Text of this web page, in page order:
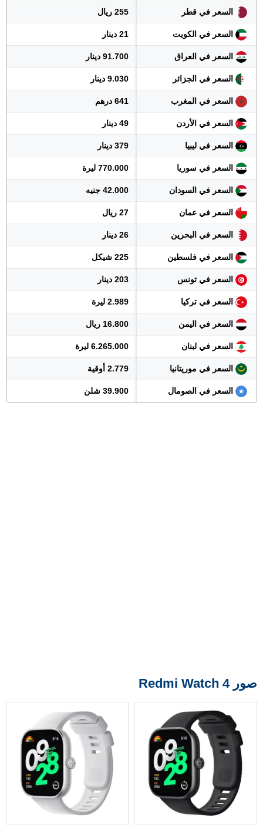
السعر في قطر 255 ريال
السعر في الكويت 21 دينار
السعر في العراق 91.700 دينار
السعر في الجزائر 9.030 دينار
السعر في المغرب 641 درهم
السعر في الأردن 49 دينار
السعر في ليبيا 379 دينار
السعر في سوريا 770.000 ليرة
السعر في السودان 42.000 جنيه
السعر في عمان 27 ريال
السعر في البحرين 26 دينار
السعر في فلسطين 225 شيكل
السعر في تونس 203 دينار
السعر في تركيا 2.989 ليرة
السعر في اليمن 16.800 ريال
السعر في لبنان 6.265.000 ليرة
السعر في موريتانيا 2.779 أوقية
السعر في الصومال 39.900 شلن
صور Redmi Watch 4